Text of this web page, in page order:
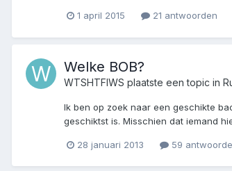
1 april 2015 21 antwoorden
Welke BOB?
WTSHTFIWS plaatste een topic in
Ik ben op zoek naar een geschikte
geschiktst is. Misschien dat iemand
28 januari 2013 59